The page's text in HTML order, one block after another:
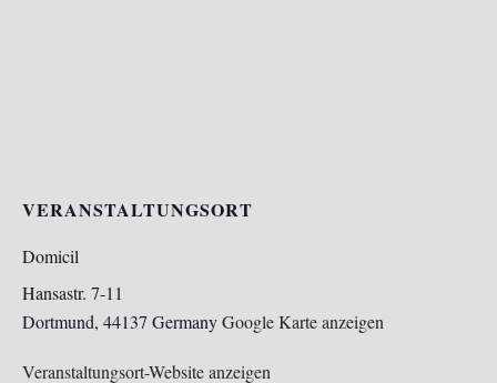
VERANSTALTUNGSORT
Domicil
Hansastr. 7-11
Dortmund, 44137 GermanyGoogle Karte anzeigen
Veranstaltungsort-Website anzeigen